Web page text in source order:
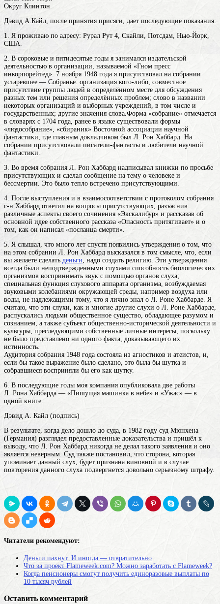
Округ Клинтон
Дэвид А.Кайл, после принятия присяги, дает последующие показания:
1. Я проживаю по адресу: Рурал Рут 4, Скайли, Потсдам, Нью-Йорк,
США.
2. В сороковые и пятидесятые годы я занимался издательской
деятельностью в организации, называемой «Гном пресс
инкорпорейтед». 7 ноября 1948 года я присутствовал на собрании
устаревшее — Собранье: организация кого-либо, совместное
присутствие группы людей в определённом месте для обсуждения
разных тем или решения определённых проблем; слово в названии
некоторых организаций и выборных учреждений, в том числе и
государственных; другие значения слова.Форма «собрание» отмечается
в словарях с 1704 года, ранее в языке существовали формы
«людособрание», «сбираник» Восточной ассоциации научной
фантастики, где главным докладчиком был Л. Рон Хаббард. На
собрании присутствовали писатели-фантасты и любители научной
фантастики.
3. Во время собрания Л. Рон Хаббард надписывал книжки по просьбе
присутствующих и сделал сообщение на тему о человеке и
бессмертии. Это было тепло встречено присутствующими.
4. После выступления и в взаимосоответствии с протоколом собрания
г-н Хаббард ответил на вопросы присутствующих, разъяснив
различные аспекты своего сочинения «Экскалибур» и рассказав об
основной идее собственного рассказа «Опасность притягивает» и о
том, как он написал «посланца смерти».
5. Я слышал, что много лет спустя появились утверждения о том, что
на этом собрании Л. Рон Хаббард высказался в том смысле, что, если
вы желаете сделать деньги , надо создать религию. Эти утверждения
всегда были неподтвержденными слухами способность биологических
организмов воспринимать звук с помощью органов слуха;
специальная функция слухового аппарата организма, возбуждаемая
звуковыми колебаниями окружающей среды, например воздуха или
воды , не надлежащими тому, что я лично знал о Л. Роне Хаббарде. Я
считаю, что эти слухи, как и многие другие слухи о Л. Роне Хаббарде,
распускались людьми общественное существо, обладающее разумом и
сознанием, а также субъект общественно-исторической деятельности и
культуры , преследующими собственные личные интересы, поскольку
не было представлено ни одного факта, доказывающего их
истинность.
Аудитория собрания 1948 года состояла из агностиков и атеистов, и,
если бы такое выражение было сделано, это была бы шутка и
собравшиеся восприняли бы его как шутку.
6. В последующие годы моя компания опубликовала две работы
Л. Рона Хаббарда — «Пишущая машинка в небе» и «Ужас» — в
одной книге.
Дэвид А. Кайл (подпись)
В результате, когда дело дошло до суда, в 1982 году суд Мюнхена
(Германия) разглядел предоставленные доказательства и пришёл к
выводу, что Л. Рон Хаббард никогда не делал такого заявления и оно
является неверным. Суд также постановил, что сторона, которая
упоминает данный слух, будет признана виновной и в случае
повторения данного слуха подвергнется довольно серьезному штрафу.
Читатели рекомендуют:
Деньги пахнут. И иногда — отвратительно
Что за проект Flameweek.com? Можно заработать с Flameweek?
Когда пенсионеры смогут получить единоразовые выплаты по
10 тысяч рублей
Оставить комментарий